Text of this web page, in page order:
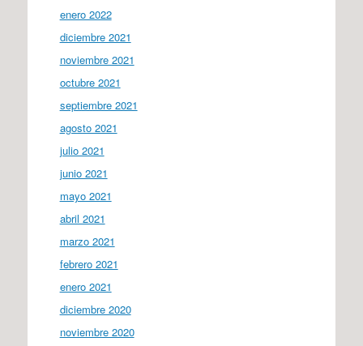
enero 2022
diciembre 2021
noviembre 2021
octubre 2021
septiembre 2021
agosto 2021
julio 2021
junio 2021
mayo 2021
abril 2021
marzo 2021
febrero 2021
enero 2021
diciembre 2020
noviembre 2020